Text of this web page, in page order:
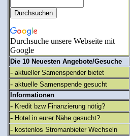
Durchsuche unsere Webseite mit
Google
Die 10 Neuesten Angebote/Gesuche
- aktueller Samenspender bietet
- aktuelle Samenspende gesucht
Informationen
- Kredit bzw Finanzierung nötig?
- Hotel in eurer Nähe gesucht?
- kostenlos Stromanbieter Wechseln